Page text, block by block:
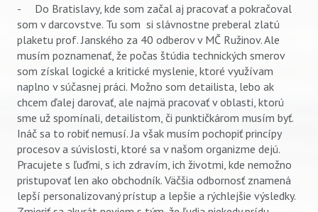
- Do Bratislavy, kde som začal aj pracovať a pokračoval
som v darcovstve. Tu som si slávnostne preberal zlatú
plaketu prof. Janského za 40 odberov v MČ Ružinov. Ale
musím poznamenať, že počas štúdia technických smerov
som získal logické a kritické myslenie, ktoré využívam
naplno v súčasnej práci. Možno som detailista, lebo ak
chcem ďalej darovať, ale najmä pracovať v oblasti, ktorú
sme už spomínali, detailistom, či punktičkárom musím byť.
Ináč sa to robiť nemusí. Ja však musím pochopiť princípy
procesov a súvislosti, ktoré sa v našom organizme dejú.
Pracujete s ľuďmi, s ich zdravím, ich životmi, kde nemožno
pristupovať len ako obchodník. Väčšia odbornosť znamená
lepší personalizovaný prístup a lepšie a rýchlejšie výsledky.